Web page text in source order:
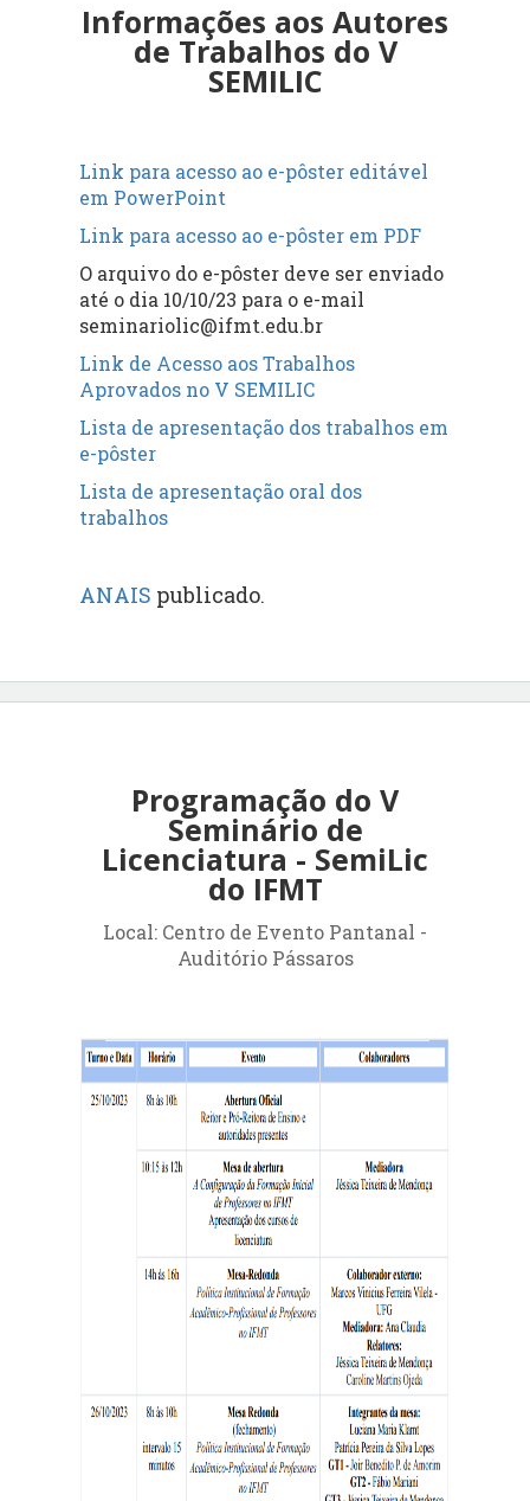
Informações aos Autores
de Trabalhos do V
SEMILIC
Link para acesso ao e-pôster editável
em PowerPoint
Link para acesso ao e-pôster em PDF
O arquivo do e-pôster deve ser enviado
até o dia 10/10/23 para o e-mail
seminariolic@ifmt.edu.br
Link de Acesso aos Trabalhos
Aprovados no V SEMILIC
Lista de apresentação dos trabalhos em
e-pôster
Lista de apresentação oral dos
trabalhos
ANAIS publicado.
Programação do V
Seminário de
Licenciatura - SemiLic
do IFMT
Local: Centro de Evento Pantanal -
Auditório Pássaros